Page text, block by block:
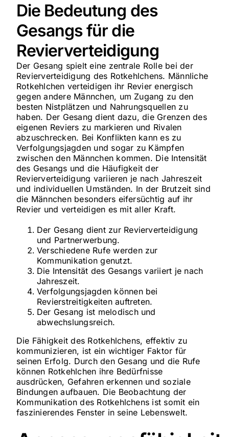
Die Bedeutung des
Gesangs für die
Revierverteidigung
Der Gesang spielt eine zentrale Rolle bei der
Revierverteidigung des Rotkehlchens. Männliche
Rotkehlchen verteidigen ihr Revier energisch
gegen andere Männchen, um Zugang zu den
besten Nistplätzen und Nahrungsquellen zu
haben. Der Gesang dient dazu, die Grenzen des
eigenen Reviers zu markieren und Rivalen
abzuschrecken. Bei Konflikten kann es zu
Verfolgungsjagden und sogar zu Kämpfen
zwischen den Männchen kommen. Die Intensität
des Gesangs und die Häufigkeit der
Revierverteidigung variieren je nach Jahreszeit
und individuellen Umständen. In der Brutzeit sind
die Männchen besonders eifersüchtig auf ihr
Revier und verteidigen es mit aller Kraft.
Der Gesang dient zur Revierverteidigung
und Partnerwerbung.
Verschiedene Rufe werden zur
Kommunikation genutzt.
Die Intensität des Gesangs variiert je nach
Jahreszeit.
Verfolgungsjagden können bei
Revierstreitigkeiten auftreten.
Der Gesang ist melodisch und
abwechslungsreich.
Die Fähigkeit des Rotkehlchens, effektiv zu
kommunizieren, ist ein wichtiger Faktor für
seinen Erfolg. Durch den Gesang und die Rufe
können Rotkehlchen ihre Bedürfnisse
ausdrücken, Gefahren erkennen und soziale
Bindungen aufbauen. Die Beobachtung der
Kommunikation des Rotkehlchens ist somit ein
faszinierendes Fenster in seine Lebenswelt.